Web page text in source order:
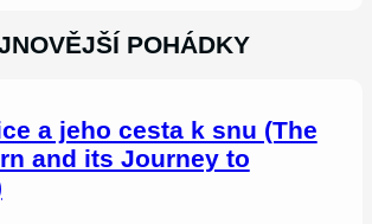
POHÁDKY
a jeho cesta k snu (The
and its Journey to